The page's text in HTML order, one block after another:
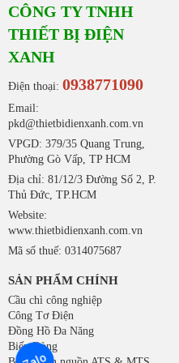
Liên hệ ngay ! Để có
cho Quý khách hàng.
phẩm khác của hoặc
email cho chúng tôi để
Hotline: 0938 77 1090
Email:info@geecom.vn
CÔNG TY TNHH
THIẾT BỊ ĐIỆN
XANH
Điện thoại: 0938771090
Email:
pkd@thietbidienxanh.com.vn
VPGD: 379/35 Quang Trung,
Phường Gò Vấp, TP HCM
Địa chỉ: 81/12/3 Đường Số 2, P.
Thủ Đức, TP.HCM
Website:
www.thietbidienxanh.com.vn
Mã số thuế: 0314075687
SẢN PHẨM CHÍNH
Cầu chì công nghiệp
Công Tơ Điện
Đồng Hồ Đa Năng
Biến Dòng